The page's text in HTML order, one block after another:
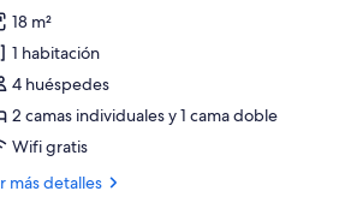
18 m²
1 habitación
4 huéspedes
2 camas individuales y 1 cama doble
Wifi gratis
más detalles